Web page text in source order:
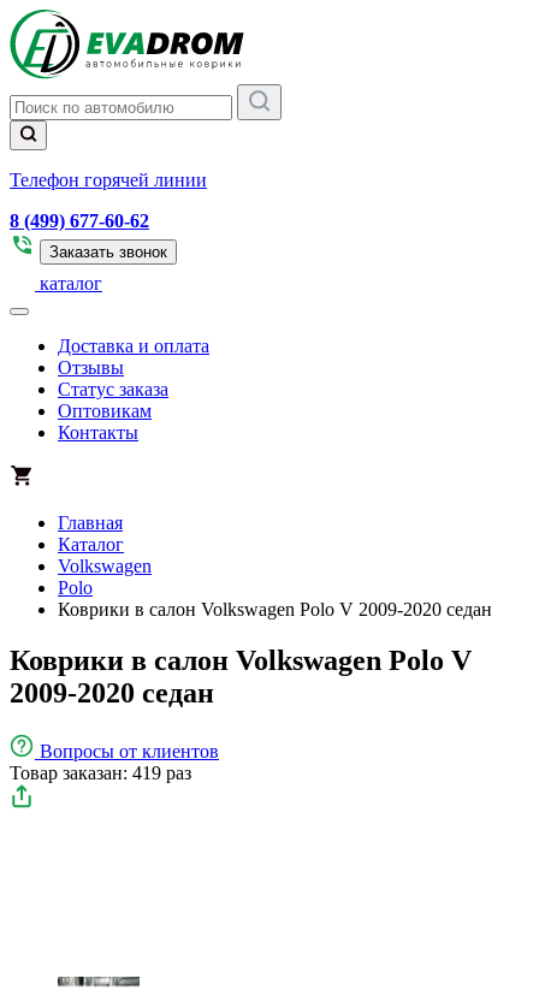
Телефон горячей линии
8 (499) 677-60-62
Заказать звонок
каталог
Доставка и оплата
Отзывы
Статус заказа
Оптовикам
Контакты
Главная
Каталог
Volkswagen
Polo
Коврики в салон Volkswagen Polo V 2009-2020 седан
Коврики в салон Volkswagen Polo V
2009-2020 седан
Вопросы от клиентов
Товар заказан: 419 раз